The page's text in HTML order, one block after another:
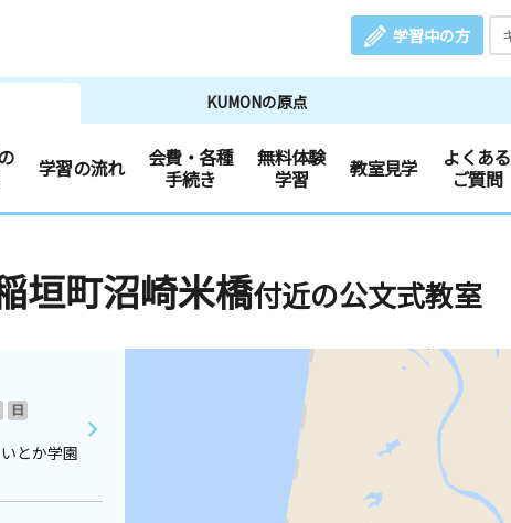
学習中の方
KUMONの原点
学習の流れ
会費・各種
手続き
無料体験
学習
教室見学
よくある
ご質問
垣町沼崎米橋付近の公文式教室
日
とか学園